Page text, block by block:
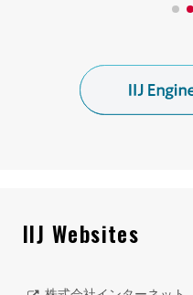
IIJ Websites